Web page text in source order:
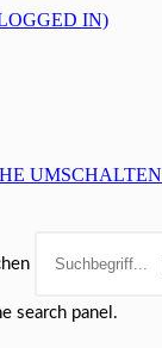
IN)
UMSCHALTEN
search panel.